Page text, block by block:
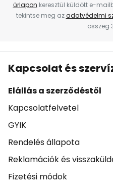
űrlapon keresztül küldött e-
tekintse meg azadatvédelmi
összeg
Kapcsolat és
Elállás a szerződéstől
Kapcsolatfelvetel
GYIK
Rendelés állapota
Reklamációk és
Fizetési módok